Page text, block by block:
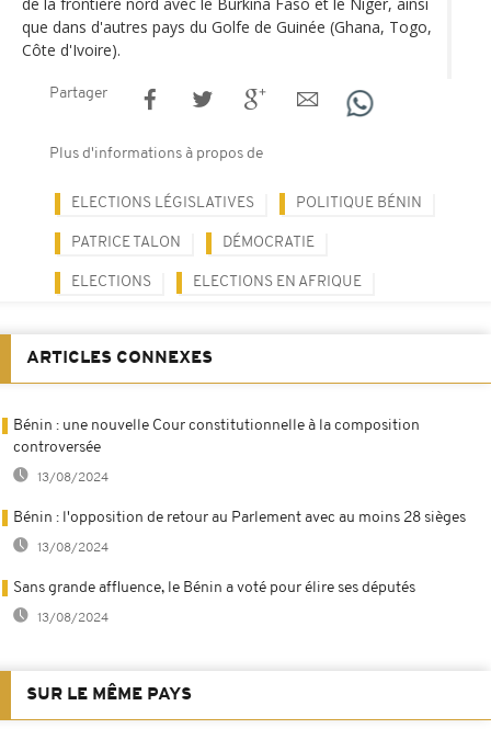
de la frontière nord avec le Burkina Faso et le Niger, ainsi
que dans d'autres pays du Golfe de Guinée (Ghana, Togo,
Côte d'Ivoire).
Partager
Plus d'informations à propos de
ELECTIONS LÉGISLATIVES POLITIQUE BÉNIN
PATRICE TALON DÉMOCRATIE
ELECTIONS ELECTIONS EN AFRIQUE
ARTICLES CONNEXES
Bénin : une nouvelle Cour constitutionnelle à la composition
controversée
13/08/2024
Bénin : l'opposition de retour au Parlement avec au moins 28 sièges
13/08/2024
Sans grande affluence, le Bénin a voté pour élire ses députés
13/08/2024
SUR LE MÊME PAYS